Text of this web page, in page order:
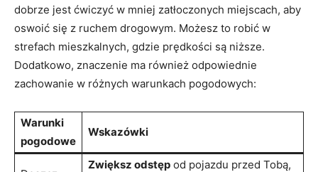
dobrze jest⁤ ćwiczyć w mniej zatłoczonych miejscach, aby
oswoić się z ruchem‌ drogowym. Możesz to ⁤robić w
‍strefach‍ mieszkalnych, gdzie prędkości ‌są niższe.​
Dodatkowo, ‌znaczenie‌ ma również odpowiednie
zachowanie‌ w⁣ różnych warunkach⁤ pogodowych:
Warunki
pogodowe
Wskazówki
Zwiększ odstęp od pojazdu przed Tobą,